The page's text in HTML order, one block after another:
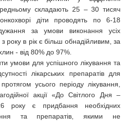
складають 25 – 30 тисяч
діти проводять по 6-18
за умови виконання усіх
року в рік є більш обнадійливим, за
- від 80% до 97%.
умови для успішного лікування та
лікарських препаратів для
усього періоду лікування,
акції «До Світлого Дня –
року є придбання необхідних
та препаратів, якими не